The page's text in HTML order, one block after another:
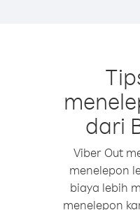
dari
Viber Out
menelepon
biaya lebih
menelepon